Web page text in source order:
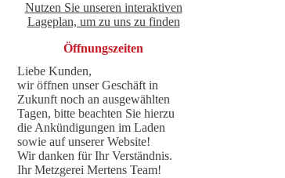
Nutzen Sie unseren interaktiven
La­ge­plan, um zu uns zu finden
Öffnungszeiten
Liebe Kunden,
wir öffnen unser Geschäft in
Zukunft noch an ausgewählten
Tagen, bitte beachten Sie hierzu
die Ankündigungen im Laden
sowie auf unserer Website!
Wir danken für Ihr Verständnis.
Ihr Metzgerei Mertens Team!